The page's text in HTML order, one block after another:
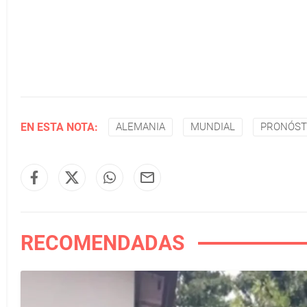
EN ESTA NOTA: ALEMANIA MUNDIAL
RECOMENDADAS